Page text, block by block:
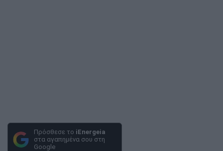
Πρόσθεσε το iEnergeia
στα αγαπημένα σου στη
Google